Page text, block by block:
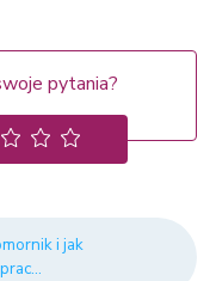
pytania?
i jak